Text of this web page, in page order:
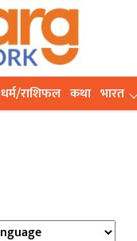
धर्म/राशिफल कथा भारत